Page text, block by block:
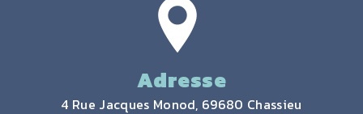
Adresse
4 Rue Jacques Monod, 69680 Chassieu